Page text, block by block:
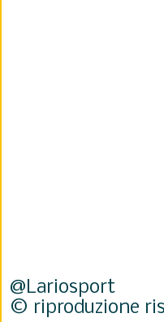
@Lariosport
© riproduzione